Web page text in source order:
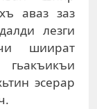
аваз заз
лезги
шиират
эсерар